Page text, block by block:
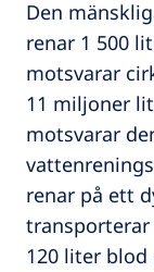
Den
renar 1 500
motsvarar
11 miljoner
motsvarar
renar på ett
transporterar
120 liter